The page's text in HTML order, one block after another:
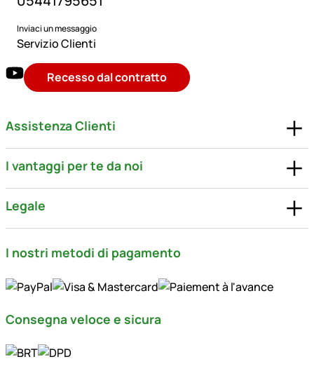
Inviaci un messaggio
Servizio Clienti
Recesso dal contratto
Assistenza Clienti
I vantaggi per te da noi
Legale
I nostri metodi di pagamento
Consegna veloce e sicura